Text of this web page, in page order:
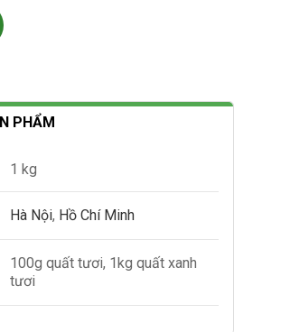
PHẨM
1 kg
Hà Nội, Hồ Chí Minh
100g quất tươi, 1kg quất xanh
tươi